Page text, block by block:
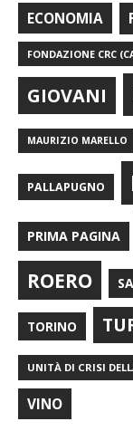
ECONOMIA
FONDAZIONE CRC
GIOVANI
MAURIZIO MARELLO
PALLAPUGNO
PRIMA PAGINA
ROERO
TORINO
UNITÀ DI CRISI
VINO